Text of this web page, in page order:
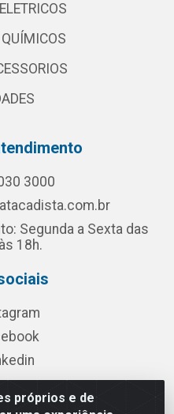
próprios e de
3000
Segunda a Sexta das
18h.